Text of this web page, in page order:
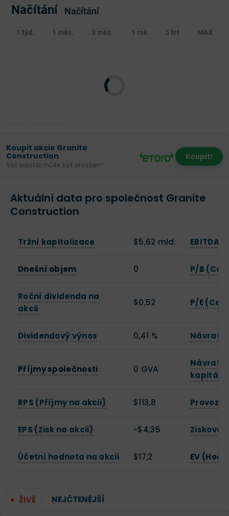
Načítání Načítání
1 týd. 1 měs. 3 měs. 1 rok 5 let MAX
Koupit akcie Granite
Construction
Váš kapitál může být ohrožen*
Koupit!
Aktuální data pro společnost Granite
Construction
Tržní kapitalizace $5,62 mld. EBITDA
Dnešní objem 0 P/B
Roční dividenda na
akcii
$0,52 P/E
Dividendový výnos 0,41 %
Příjmy společnosti 0 GVA
kapitálu
RPS (Příjmy na akcii) $113,8
EPS (Zisk na akcii) -$4,35 Zisková
Účetní hodnota na akcii $17,2 EV
ŽIVĚ NEJČTENĚJŠÍ